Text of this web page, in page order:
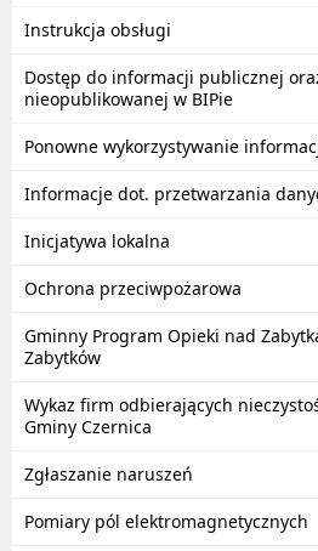
Instrukcja obsługi
Dostęp do informacji publicznej
nieopublikowanej w BIPie
Ponowne wykorzystywanie
Informacje dot. przetwarzania
Inicjatywa lokalna
Ochrona przeciwpożarowa
Gminny Program Opieki nad
Zabytków
Wykaz firm odbierających
Gminy Czernica
Zgłaszanie naruszeń
Pomiary pól elektromagnetycznych